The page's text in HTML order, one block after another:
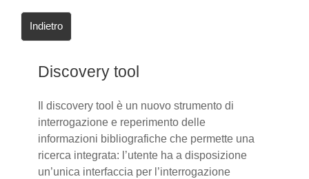
Indietro
Discovery tool
Il discovery tool è un nuovo strumento di
interrogazione e reperimento delle
informazioni bibliografiche che permette una
ricerca integrata: l’utente ha a disposizione
un’unica interfaccia per l’interrogazione